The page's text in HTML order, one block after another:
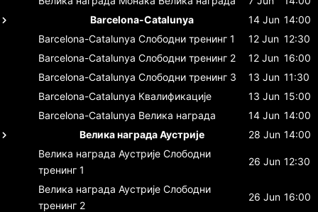
Barcelona-Catalunya
14 Jun 14:00
Barcelona-Catalunya Слободни тренинг 1 12 Jun 12:30
Barcelona-Catalunya Слободни тренинг 2 12 Jun 16:00
Barcelona-Catalunya Слободни тренинг 3 13 Jun 11:30
Barcelona-Catalunya Квалификације 13 Jun 15:00
Barcelona-Catalunya Велика награда 14 Jun 14:00
Велика награда Аустрије
28 Jun 14:00
Велика награда Аустрије Слободни
тренинг 1
26 Jun 12:30
Велика награда Аустрије Слободни
тренинг 2
26 Jun 16:00